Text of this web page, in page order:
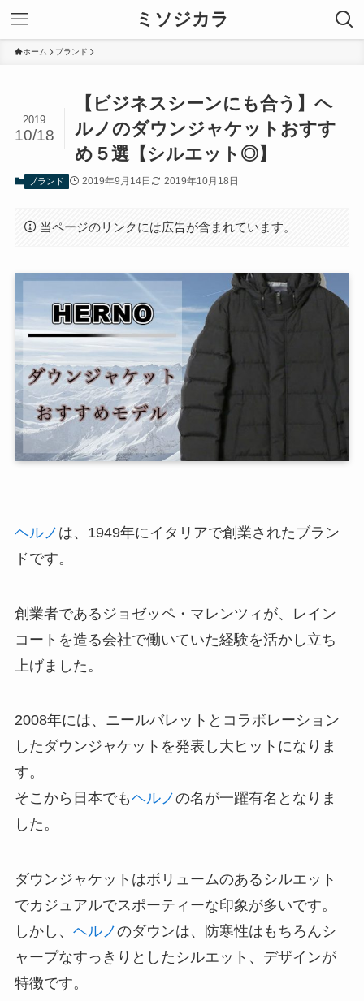
ミソジカラ
ホーム ブランド
【ビジネスシーンにも合う】ヘ
ルノのダウンジャケットおすす
め５選【シルエット◎】
2019
10/18
ブランド 2019年9月14日 2019年10月18日
当ページのリンクには広告が含まれています。
ヘルノ は、1949年にイタリアで創業されたブラン
ドです。
創業者であるジョゼッペ・マレンツィが、レイン
コートを造る会社で働いていた経験を活かし立ち
上げました。
2008年には、ニールバレットとコラボレーション
したダウンジャケットを発表し大ヒットになりま
す。
そこから日本でもヘルノの名が一躍有名となりま
した。
ダウンジャケットはボリュームのあるシルエット
でカジュアルでスポーティーな印象が多いです。
しかし、 ヘルノのダウンは、防寒性はもちろんシ
ャープなすっきりとしたシルエット、デザインが
特徴です。